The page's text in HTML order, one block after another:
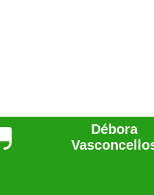
Lethícia
Regina